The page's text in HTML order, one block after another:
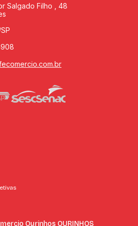
Salgado Filho , 48
Ourinhos OURINHOS